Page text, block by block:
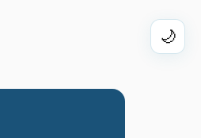
🌙